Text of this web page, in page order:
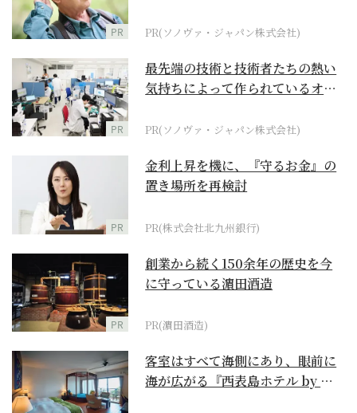
PR PR(ソノヴァ・ジャパン株式会社)
PR
最先端の技術と技術者たちの熱い
気持ちによって作られているオー
PR(ソノヴァ・ジャパン株式会社)
PR
金利上昇を機に、『守るお金』の
置き場所を再検討
PR(株式会社北九州銀行)
PR
創業から続く150余年の歴史を今
に守っている濵田酒造
PR(濵田酒造)
客室はすべて海側にあり、眼前に
海が広がる『西表島ホテル by 星